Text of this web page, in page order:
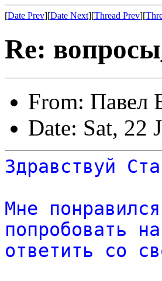
[Date Prev][Date Next][Thread Prev][
Re:
From: Павел
Date: Sat, 22
Здравствуй
Мне
попробовать
ответить со